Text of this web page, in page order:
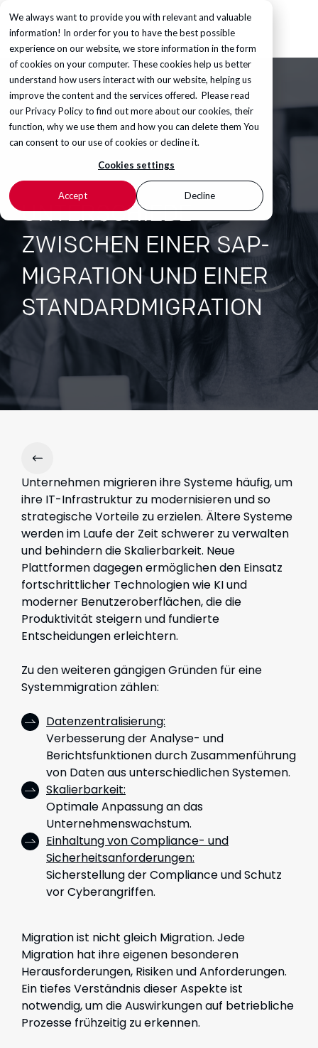
We always want to provide you with relevant and valuable
information! In order for you to have the best possible
experience on our website, we store information in the form
of cookies on your computer. These cookies help us better
understand how users interact with our website, helping us
improve the content and the services offered. Please read
ourPrivacy Policyto find out more about our cookies, their
function, why we use them and how you can delete them You
can consent to our use of cookies or decline it.
Cookies settings
Accept Decline
UNTERSCHIEDE
ZWISCHEN EINER SAP-
MIGRATION UND EINER
STANDARDMIGRATION
Unternehmen migrieren ihre Systeme häufig, um
ihre IT-Infrastruktur zu modernisieren und so
strategische Vorteile zu erzielen. Ältere Systeme
werden im Laufe der Zeit schwerer zu verwalten
und behindern die Skalierbarkeit. Neue
Plattformen dagegen ermöglichen den Einsatz
fortschrittlicher Technologien wie KI und
moderner Benutzeroberflächen, die die
Produktivität steigern und fundierte
Entscheidungen erleichtern.
Zu den weiteren gängigen Gründen für eine
Systemmigration zählen:
Datenzentralisierung:
Verbesserung der Analyse- und
Berichtsfunktionen durch Zusammenführung
von Daten aus unterschiedlichen Systemen.
Skalierbarkeit:
Optimale Anpassung an das
Unternehmenswachstum.
Einhaltung von Compliance- und
Sicherheitsanforderungen:
Sicherstellung der Compliance und Schutz
vor Cyberangriffen.
Migration ist nicht gleich Migration. Jede
Migration hat ihre eigenen besonderen
Herausforderungen, Risiken und Anforderungen.
Ein tiefes Verständnis dieser Aspekte ist
notwendig, um die Auswirkungen auf betriebliche
Prozesse frühzeitig zu erkennen.